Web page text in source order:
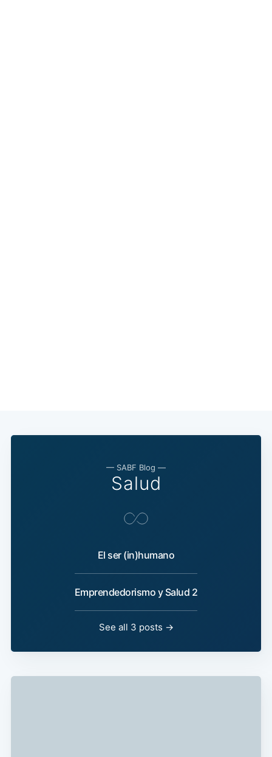
— SABF Blog —
Salud
El ser (in)humano
Emprendedorismo y Salud 2
See all 3 posts →